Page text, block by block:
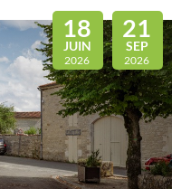
18
JUIN
2026
21
SEP
2026